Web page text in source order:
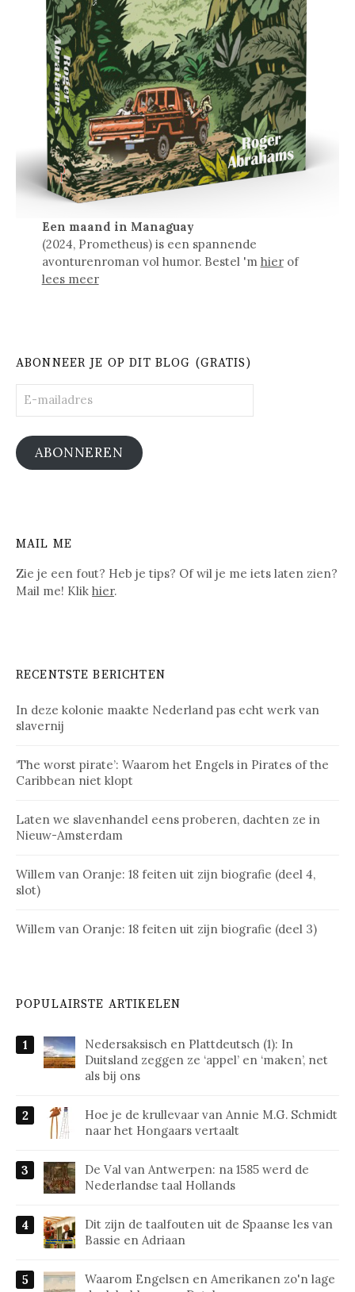
Een maand in Managuay
(2024, Prometheus) is een spannende
avonturenroman vol humor. Bestel 'm hierof
lees meer
ABONNEER JE OP DIT BLOG (GRATIS)
mailadres
ABONNEREN
MAIL ME
Zie je een fout? Heb je tips? Of wil je me iets laten zien?
Mail me! Klik hier.
RECENTSTE BERICHTEN
In deze kolonie maakte Nederland pas echt werk van
slavernij
‘The worst pirate’: Waarom het Engels in Pirates of the
Caribbean niet klopt
Laten we slavenhandel eens proberen, dachten ze in
Nieuw-Amsterdam
Willem van Oranje: 18 feiten uit zijn biografie (deel 4,
slot)
Willem van Oranje: 18 feiten uit zijn biografie (deel 3)
POPULAIRSTE ARTIKELEN
Nedersaksisch en Plattdeutsch (1): In
Duitsland zeggen ze ‘appel’ en ‘maken’, net
als bij ons
Hoe je de krullevaar van Annie M.G. Schmidt
naar het Hongaars vertaalt
De Val van Antwerpen: na 1585 werd de
Nederlandse taal Hollands
Dit zijn de taalfouten uit de Spaanse les van
Bassie en Adriaan
Waarom Engelsen en Amerikanen zo'n lage